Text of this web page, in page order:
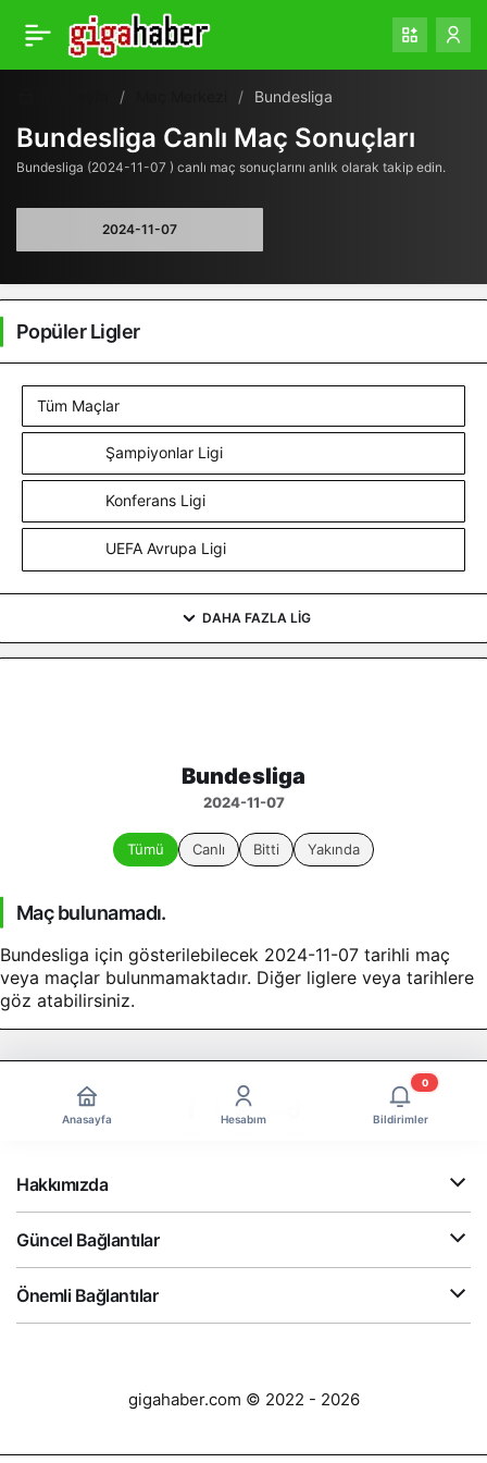
Bundesliga
Bundesliga Canlı Maç Sonuçları
Bundesliga (2024-11-07 ) canlı maç sonuçlarını anlık olarak takip edin.
Popüler Ligler
Tüm Maçlar
Şampiyonlar Ligi
Konferans Ligi
UEFA Avrupa Ligi
DAHA FAZLA LIG
Bundesliga
2024-11-07
Tümü Canlı Bitti Yakında
Maç bulunamadı.
Bundesliga için gösterilebilecek 2024-11-07 tarihli maç
veya maçlar bulunmamaktadır. Diğer liglere veya tarihlere
göz atabilirsiniz.
Anasayfa Hesabım Bildirimler
0
Hakkımızda
Güncel Bağlantılar
Önemli Bağlantılar
gigahaber.com © 2022 - 2026